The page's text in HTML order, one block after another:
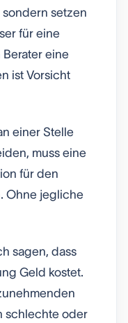
setzen
für eine
eine
ist Vorsicht
einer Stelle
muss eine
für den
Ohne jegliche
sagen, dass
Geld kostet.
schlechte oder